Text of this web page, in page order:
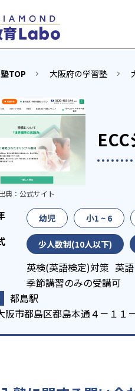
TOP 大阪府の学習塾
典： 公式サイト
幼児 小1 ~ 6
少人数制(10人以下)
英検(英語検定)対策 英
季節講習のみの受講可
都島駅
阪市都島区都島本通４－１１